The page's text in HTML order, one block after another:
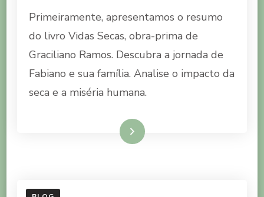
DO
VIDAS
SECAS
Primeiramente, apresentamos o resumo
do livro Vidas Secas, obra-prima de
Graciliano Ramos. Descubra a jornada de
Fabiano e sua família. Analise o impacto da
seca e a miséria humana.
Ler mais